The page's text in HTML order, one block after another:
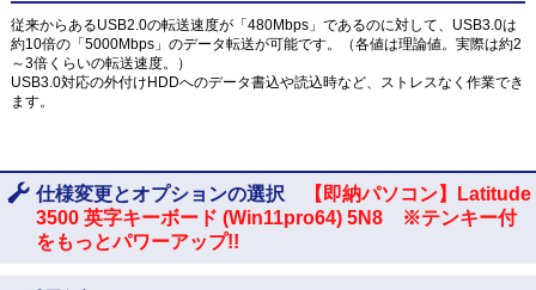
従来からあるUSB2.0の転送速度が「480Mbps」であるのに対して、USB3.0は
約10倍の「5000Mbps」のデータ転送が可能です。（各値は理論値。実際は約2
～3倍くらいの転送速度。）
USB3.0対応の外付けHDDへのデータ書込や読込時など、ストレスなく作業でき
ます。
仕様変更とオプションの選択
【即納パソコン】Latitude
3500 英字キーボード (Win11pro64) 5N8 ※テンキー付
をもっとパワーアップ!!